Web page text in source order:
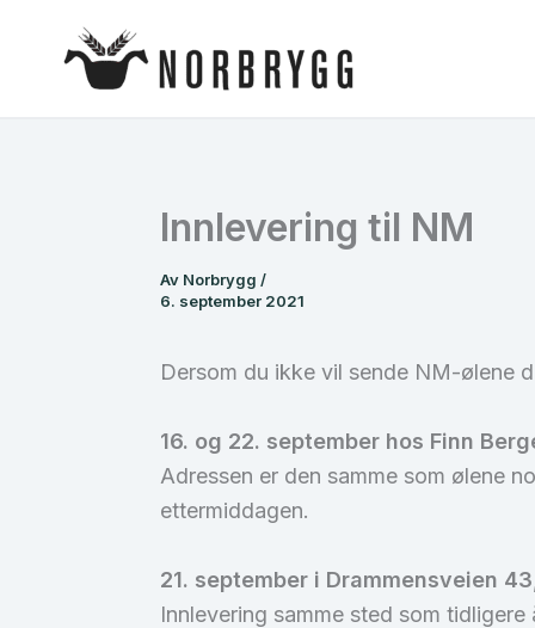
Innlevering til NM
Av Norbrygg /
6. september 2021
Dersom du ikke vil sende NM-ølene
16. og 22. september hos Finn
Adressen er den samme som ølene
ettermiddagen.
21. september i Drammensveien
Innlevering samme sted som